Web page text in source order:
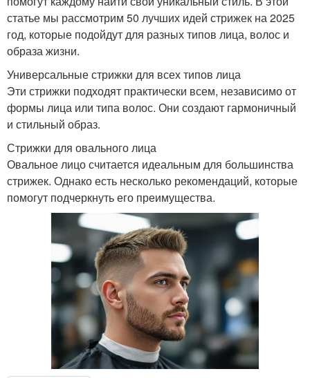
статье мы рассмотрим 50 лучших идей стрижек на 2025
год, которые подойдут для разных типов лица, волос и
образа жизни.
Универсальные стрижки для всех типов лица
Эти стрижки подходят практически всем, независимо от
формы лица или типа волос. Они создают гармоничный
и стильный образ.
Стрижки для овального лица
Овальное лицо считается идеальным для большинства
стрижек. Однако есть несколько рекомендаций, которые
помогут подчеркнуть его преимущества.